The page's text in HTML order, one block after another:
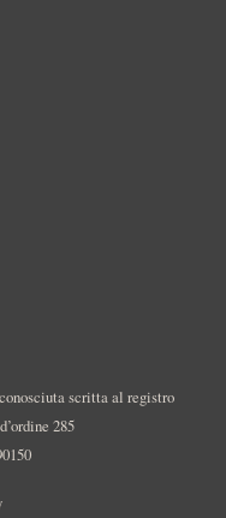
scritta al registro
285